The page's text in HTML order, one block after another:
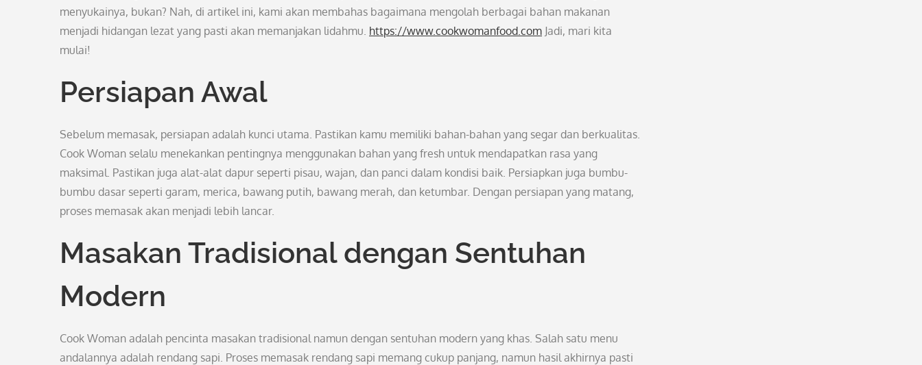
menyukainya, bukan? Nah, di artikel ini, kami akan membahas bagaimana mengolah berbagai bahan makanan
menjadi hidangan lezat yang pasti akan memanjakan lidahmu. https://www.cookwomanfood.com Jadi, mari kita
mulai!
Persiapan Awal
Sebelum memasak, persiapan adalah kunci utama. Pastikan kamu memiliki bahan-bahan yang segar dan berkualitas.
Cook Woman selalu menekankan pentingnya menggunakan bahan yang fresh untuk mendapatkan rasa yang
maksimal. Pastikan juga alat-alat dapur seperti pisau, wajan, dan panci dalam kondisi baik. Persiapkan juga bumbu-
bumbu dasar seperti garam, merica, bawang putih, bawang merah, dan ketumbar. Dengan persiapan yang matang,
proses memasak akan menjadi lebih lancar.
Masakan Tradisional dengan Sentuhan
Modern
Cook Woman adalah pencinta masakan tradisional namun dengan sentuhan modern yang khas. Salah satu menu
andalannya adalah rendang sapi. Proses memasak rendang sapi memang cukup panjang, namun hasil akhirnya pasti